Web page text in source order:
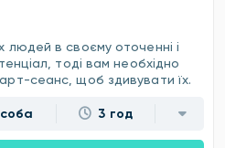
в своєму оточенні і
тоді вам необхідно
сеанс, щоб здивувати їх.
3 год